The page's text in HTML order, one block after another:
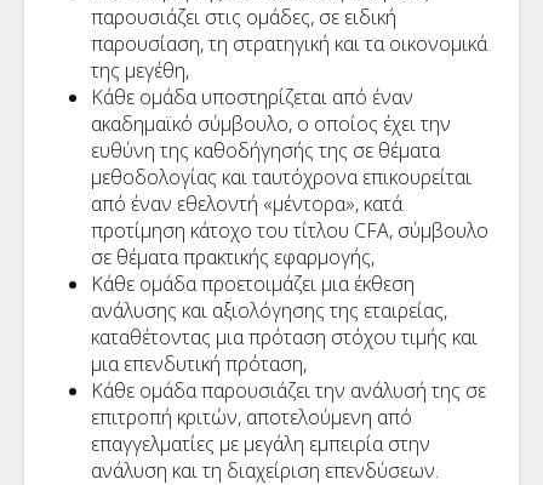
παρουσιάζει στις ομάδες, σε ειδική
παρουσίαση, τη στρατηγική και τα οικονομικά
της μεγέθη,
Κάθε ομάδα υποστηρίζεται από έναν
ακαδημαϊκό σύμβουλο, ο οποίος έχει την
ευθύνη της καθοδήγησής της σε θέματα
μεθοδολογίας και ταυτόχρονα επικουρείται
από έναν εθελοντή «μέντορα», κατά
προτίμηση κάτοχο του τίτλου CFA, σύμβουλο
σε θέματα πρακτικής εφαρμογής,
Κάθε ομάδα προετοιμάζει μια έκθεση
ανάλυσης και αξιολόγησης της εταιρείας,
καταθέτοντας μια πρόταση στόχου τιμής και
μια επενδυτική πρόταση,
Κάθε ομάδα παρουσιάζει την ανάλυσή της σε
επιτροπή κριτών, αποτελούμενη από
επαγγελματίες με μεγάλη εμπειρία στην
ανάλυση και τη διαχείριση επενδύσεων.